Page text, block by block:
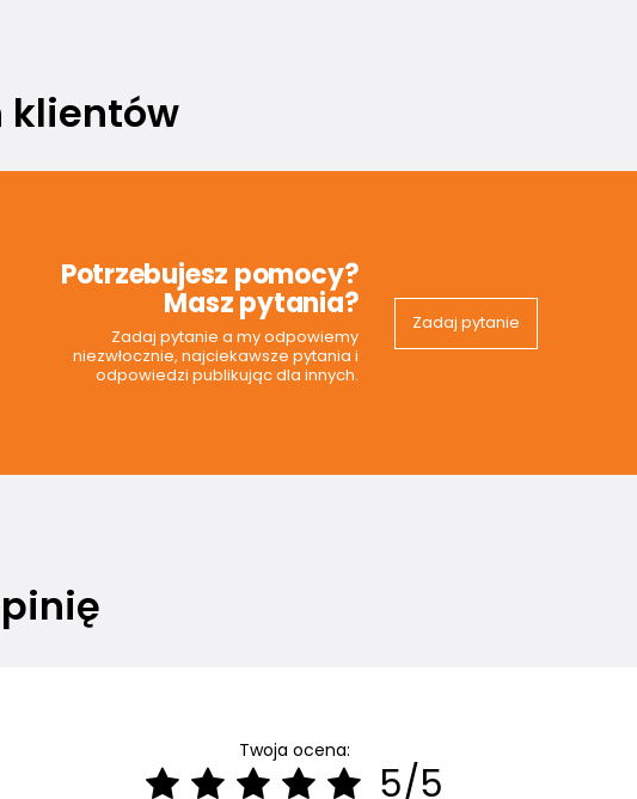
klientów
Potrzebujesz pomocy?
Masz pytania?
Zadaj pytanie a my odpowiemy
niezwłocznie, najciekawsze pytania i
odpowiedzi publikując dla innych.
Zadaj pytanie
Twoja ocena:
5/5